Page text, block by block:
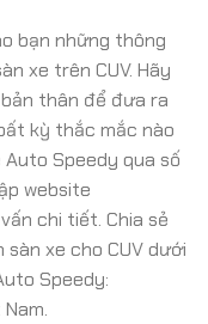
bạn những thông
xe trên CUV. Hãy
thân để đưa ra
kỳ thắc mắc nào
Speedy qua số
website
chi tiết. Chia sẻ
xe cho CUV dưới
Speedy: